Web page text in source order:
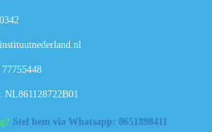
NL861128722B01
Stel hem via Whatsapp: 0651898411